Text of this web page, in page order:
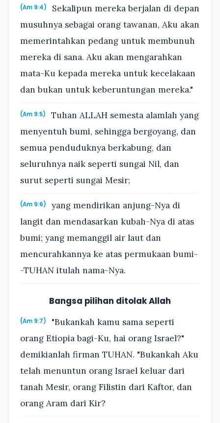
(Am 9:4)
Sekalipun mereka berjalan di depan
musuhnya sebagai orang tawanan, Aku akan
memerintahkan pedang untuk membunuh
mereka di sana. Aku akan mengarahkan
mata-Ku kepada mereka untuk kecelakaan
dan bukan untuk keberuntungan mereka."
(Am 9:5)
Tuhan ALLAH semesta alamlah yang
menyentuh bumi, sehingga bergoyang, dan
semua penduduknya berkabung, dan
seluruhnya naik seperti sungai Nil, dan
surut seperti sungai Mesir;
(Am 9:6)
yang mendirikan anjung-Nya di
langit dan mendasarkan kubah-Nya di atas
bumi; yang memanggil air laut dan
mencurahkannya ke atas permukaan bumi-
-TUHAN itulah nama-Nya.
Bangsa pilihan ditolak Allah
(Am 9:7)
"Bukankah kamu sama seperti
orang Etiopia bagi-Ku, hai orang Israel?"
demikianlah firman TUHAN. "Bukankah Aku
telah menuntun orang Israel keluar dari
tanah Mesir, orang Filistin dari Kaftor, dan
orang Aram dari Kir?